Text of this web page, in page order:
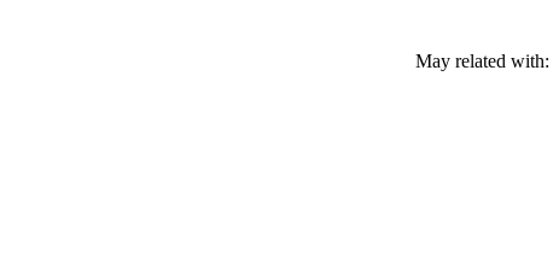
May related with: